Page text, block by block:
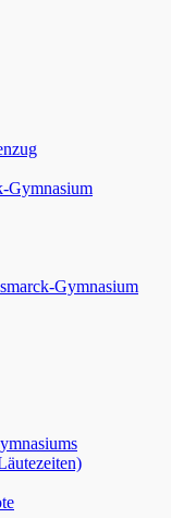
Gymnasium
Gymnasium